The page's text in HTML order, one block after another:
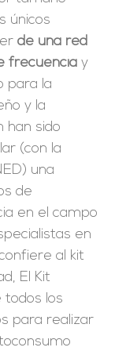
únicos
de una red
frecuencia y
para la
y la
han sido
(con la
una
de
en el campo
en
al kit
El Kit
todos los
para realizar